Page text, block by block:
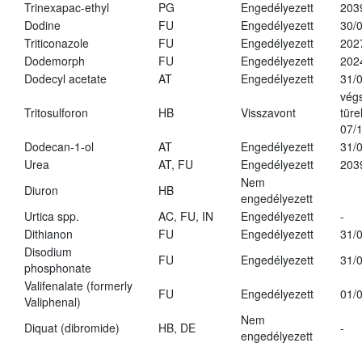
Trinexapac-ethyl PG Engedélyezett
Dodine
FU Engedélyezett
30/
Triticonazole
FU Engedélyezett
Dodemorph
FU Engedélyezett
Dodecyl acetate
AT Engedélyezett 31/
Tritosulforon HB Visszavont
07/
Dodecan-1-ol
AT Engedélyezett
31/
Urea
AT, FU Engedélyezett
Diuron
HB
Nem
engedélyezett
Urtica spp.
AC, FU, IN Engedélyezett
-
Dithianon
FU Engedélyezett
31/
Disodium
phosphonate
FU Engedélyezett
31/
Valifenalate (formerly
Valiphenal)
FU Engedélyezett 01/
Diquat (dibromide) HB, DE
Nem
engedélyezett
-